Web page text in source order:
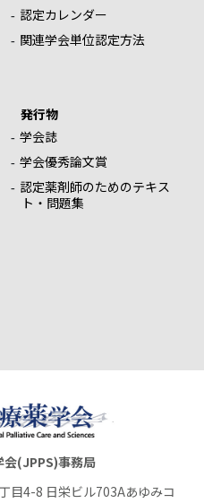
認定カレンダー
関連学会単位認定方法
発行物
学会誌
学会優秀論文賞
認定薬剤師のためのテキス
ト・問題集
(JPPS)事務局
目4-8 日栄ビル703Aあゆみコ